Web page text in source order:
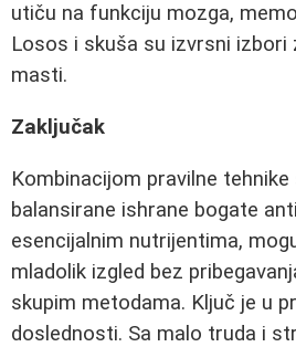
utiču na funkciju mozga,
Losos i skuša su izvrsni izbori
masti.
Zaključak
Kombinacijom pravilne tehnike
balansirane ishrane bogate
esencijalnim nutrijentima,
mladolik izgled bez
skupim metodama. Ključ je u
doslednosti. Sa malo truda i